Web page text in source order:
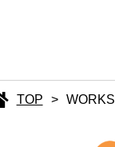
TOP > WORKS